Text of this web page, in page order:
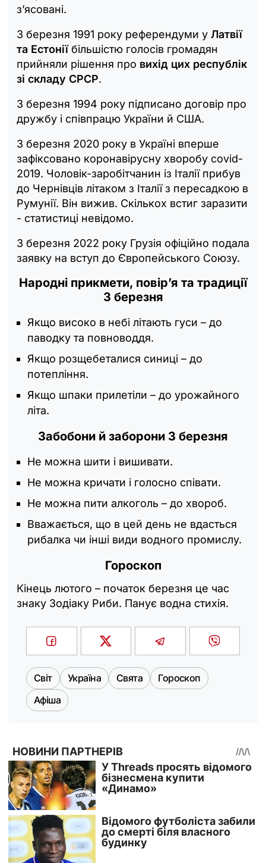
з’ясовані.
3 березня 1991 року референдуми у Латвії
та Естоніїбільшістю голосів громадян
прийняли рішення про вихід цих республік
зі складу СРСР.
3 березня 1994 року підписано договір про
дружбу і співпрацю України й США.
3 березня 2020 року в Україні вперше
зафіксовано коронавірусну хворобу covid-
2019. Чоловік-заробітчанин із Італії прибув
до Чернівців літаком з Італії з пересадкою в
Румунії. Він вижив. Скількох встиг заразити
- статистиці невідомо.
3 березня 2022 року Грузія офіційно подала
заявку на вступ до Європейського Союзу.
Народні прикмети, повір’я та традиції
3 березня
Якщо високо в небі літають гуси – до
паводку та повноводдя.
Якщо розщебеталися синиці – до
потепління.
Якщо шпаки прилетіли – до урожайного
літа.
Забобони й заборони 3 березня
Не можна шити і вишивати.
Не можна кричати і голосно співати.
Не можна пити алкоголь – до хвороб.
Вважається, що в цей день не вдасться
рибалка чи інші види водного промислу.
Гороскоп
Кінець лютого – початок березня це час
знаку Зодіаку Риби. Панує водна стихія.
Світ Україна Свята
Гороскоп
Афіша